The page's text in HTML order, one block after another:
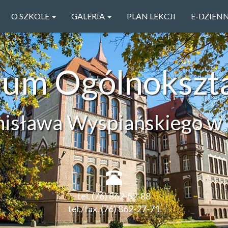
O SZKOLE GALERIA PLAN LEKCJI E-
Wyspiańskiego w
tel. (76) 862-52-88
tel./fax. (76) 862-27-71